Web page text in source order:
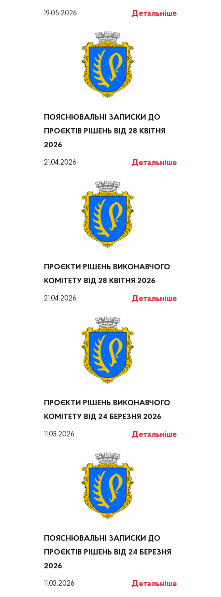
19.05.2026 Детальніше
ПОЯСНЮВАЛЬНІ ЗАПИСКИ ДО
ПРОЄКТІВ РІШЕНЬ ВІД 28 КВІТНЯ
2026
21.04.2026 Детальніше
ПРОЄКТИ РІШЕНЬ ВИКОНАВЧОГО
КОМІТЕТУ ВІД 28 КВІТНЯ 2026
21.04.2026 Детальніше
ПРОЄКТИ РІШЕНЬ ВИКОНАВЧОГО
КОМІТЕТУ ВІД 24 БЕРЕЗНЯ 2026
11.03.2026 Детальніше
ПОЯСНЮВАЛЬНІ ЗАПИСКИ ДО
ПРОЄКТІВ РІШЕНЬ ВІД 24 БЕРЕЗНЯ
2026
11.03.2026 Детальніше